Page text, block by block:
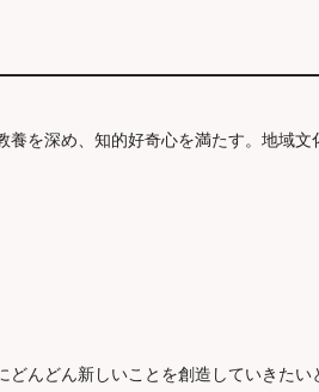
を深め、知的好奇心を満たす。地域文
んどん新しいことを創造していきた